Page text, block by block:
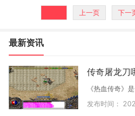
上一页 下一
最新资讯
传奇屠龙刀
发布时间：